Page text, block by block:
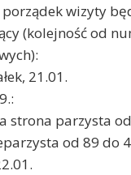
wizyty
(kolejność od
21.01.
strona parzysta
od 89 do